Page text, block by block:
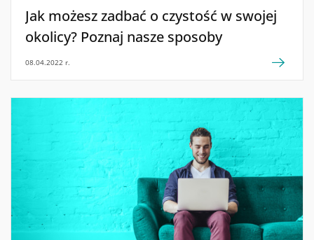
Jak możesz zadbać o czystość w swojej
okolicy? Poznaj nasze sposoby
08.04.2022 r.